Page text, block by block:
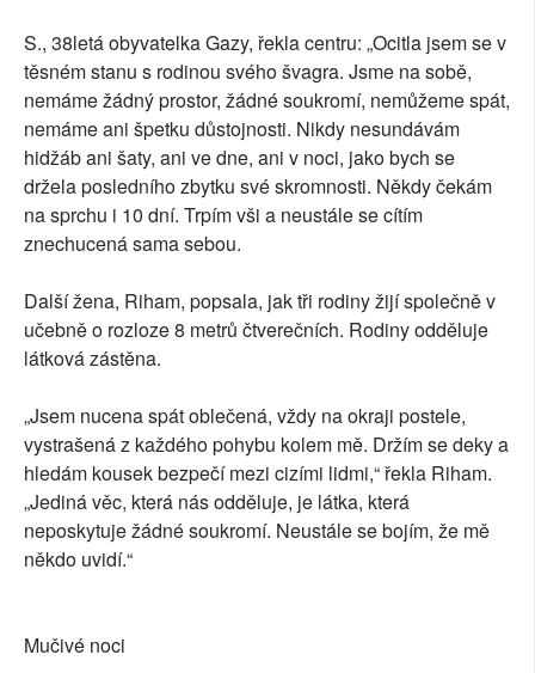
S., 38letá obyvatelka Gazy, řekla centru: „Ocitla jsem se v
těsném stanu s rodinou svého švagra. Jsme na sobě,
nemáme žádný prostor, žádné soukromí, nemůžeme spát,
nemáme ani špetku důstojnosti. Nikdy nesundávám
hidžáb ani šaty, ani ve dne, ani v noci, jako bych se
držela posledního zbytku své skromnosti. Někdy čekám
na sprchu i 10 dní. Trpím vši a neustále se cítím
znechucená sama sebou.
Další žena, Riham, popsala, jak tři rodiny žijí společně v
učebně o rozloze 8 metrů čtverečních. Rodiny odděluje
látková zástěna.
„Jsem nucena spát oblečená, vždy na okraji postele,
vystrašená z každého pohybu kolem mě. Držím se deky a
hledám kousek bezpečí mezi cizími lidmi,“ řekla Riham.
„Jediná věc, která nás odděluje, je látka, která
neposkytuje žádné soukromí. Neustále se bojím, že mě
někdo uvidí.“
Mučivé noci